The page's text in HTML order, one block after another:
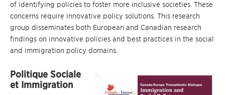
of identifying policies to foster more inclusive societies. These
concerns require innovative policy solutions. This research
group disseminates both European and Canadian research
findings on innovative policies and best practices in the social
and immigration policy domains.
Politique Sociale
et Immigration